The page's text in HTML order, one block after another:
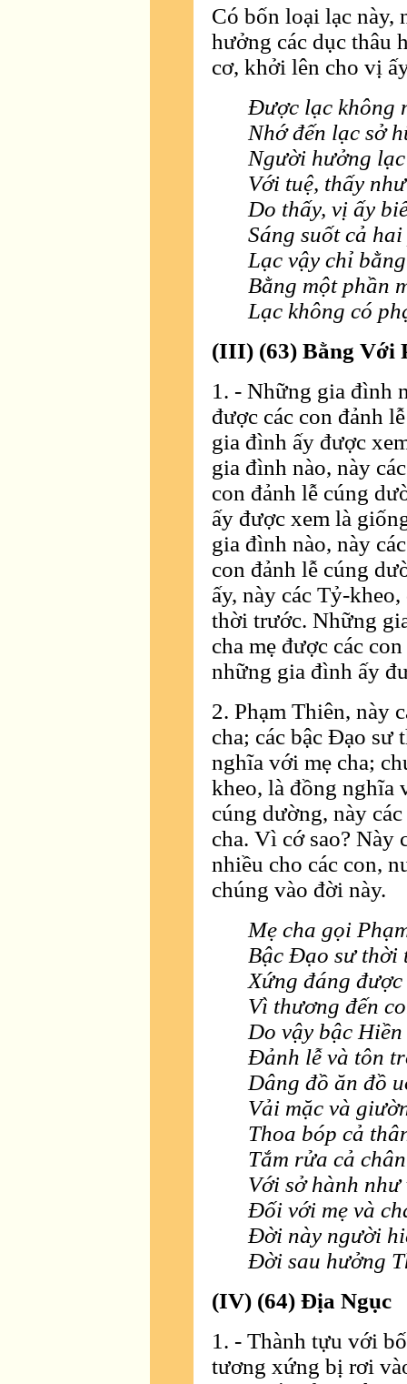
Có bốn loại lạc này,
hưởng các dục thâu
cơ, khởi lên cho vị
Ðược lạc không
Nhớ đến lạc sở
Người hưởng
Với tuệ, thấy
Do thấy, vị ấy
Sáng suốt cả
Lạc vậy chỉ
Bằng một phần
Lạc không có
(III) (63) Bằng Với
1. - Những gia đình
được các con đảnh
gia đình ấy được
gia đình nào, này
con đảnh lễ cúng
ấy được xem là
gia đình nào, này
con đảnh lễ cúng
ấy, này các Tỷ-
thời trước. Những
cha mẹ được các
những gia đình ấy
2. Phạm Thiên, này
cha; các bậc Ðạo sư
nghĩa với mẹ cha;
kheo, là đồng nghĩa
cúng dường, này
cha. Vì cớ sao? Này
nhiều cho các con,
chúng vào đời này.
Mẹ cha gọi
Bậc Ðạo sư thời
Xứng đáng
Vì thương đến
Do vậy bậc Hiền
Ðảnh lễ và tôn
Dâng đồ ăn đồ
Vải mặc và
Thoa bóp cả
Tắm rửa cả
Với sở hành như
Ðối với mẹ và
Ðời này người
Ðời sau hưởng
(IV) (64) Ðịa Ngục
1. - Thành tựu với
tương xứng bị rơi